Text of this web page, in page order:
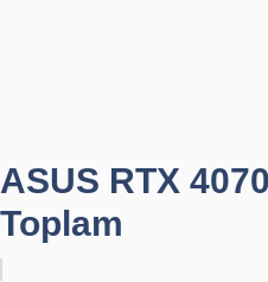
ASUS RTX
Toplam